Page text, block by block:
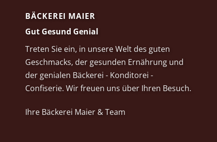
BÄCKEREI MAIER
Gut Gesund Genial
Treten Sie ein, in unsere Welt des guten
Geschmacks, der gesunden Ernährung und
der genialen Bäckerei - Konditorei -
Confiserie. Wir freuen uns über Ihren Besuch.
Ihre Bäckerei Maier & Team